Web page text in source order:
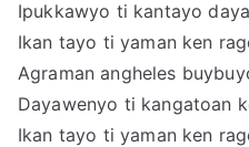
Ipukkawyo ti kantayo
Ikan tayo ti yaman ken
Agraman angheles
Dayawenyo ti kangatoan
Ikan tayo ti yaman ken